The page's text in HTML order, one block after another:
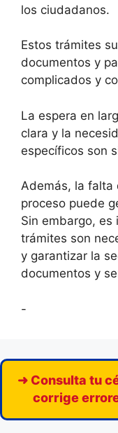
los ciudadanos.
Estos trámites
documentos y
complicados y
La espera en
clara y la
específicos son
Además, la falta
proceso puede
Sin embargo,
trámites son
y garantizar la
documentos y
-
➜ Consulta tu
corrige